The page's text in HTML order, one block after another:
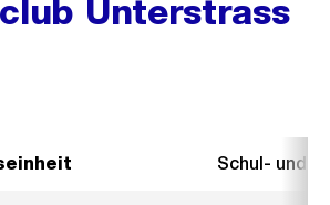
Unterstrass
Schul- und